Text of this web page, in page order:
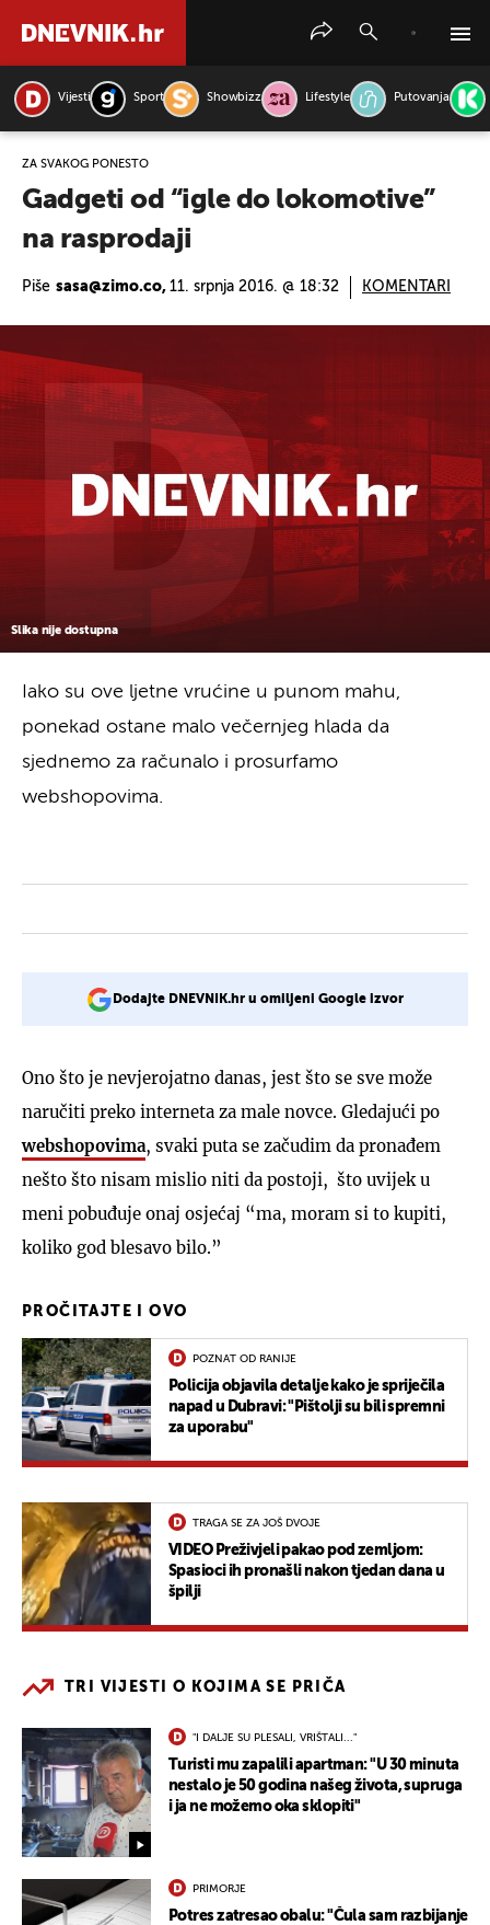
Vijesti Sport Showbizz Lifestyle Putovanja
ZA SVAKOG PONEŠTO
Gadgeti od “igle do lokomotive”
na rasprodaji
Piše sasa@zimo.co, 11. srpnja 2016. @ 18:32 KOMENTARI
Slika nije dostupna
Iako su ove ljetne vrućine u punom mahu,
ponekad ostane malo večernjeg hlada da
sjednemo za računalo i prosurfamo
webshopovima.
Dodajte DNEVNIK.hr u omiljeni Google izvor
Ono što je nevjerojatno danas, jest što se sve može
naručiti preko interneta za male novce. Gledajući po
webshopovima, svaki puta se začudim da pronađem
nešto što nisam mislio niti da postoji, što uvijek u
meni pobuđuje onaj osjećaj “ma, moram si to kupiti,
koliko god blesavo bilo.”
PROČITAJTE I OVO
POZNAT OD RANIJE
Policija objavila detalje kako je spriječila
napad u Dubravi: "Pištolji su bili spremni
za uporabu"
TRAGA SE ZA JOŠ DVOJE
VIDEO Preživjeli pakao pod zemljom:
Spasioci ih pronašli nakon tjedan dana u
špilji
TRI VIJESTI O KOJIMA SE PRIČA
"I DALJE SU PLESALI, VRIŠTALI..."
Turisti mu zapalili apartman: "U 30 minuta
nestalo je 50 godina našeg života, supruga
i ja ne možemo oka sklopiti"
PRIMORJE
Potres zatresao obalu: "Čula sam razbijanje
PRETRAŽITE VIJESTI